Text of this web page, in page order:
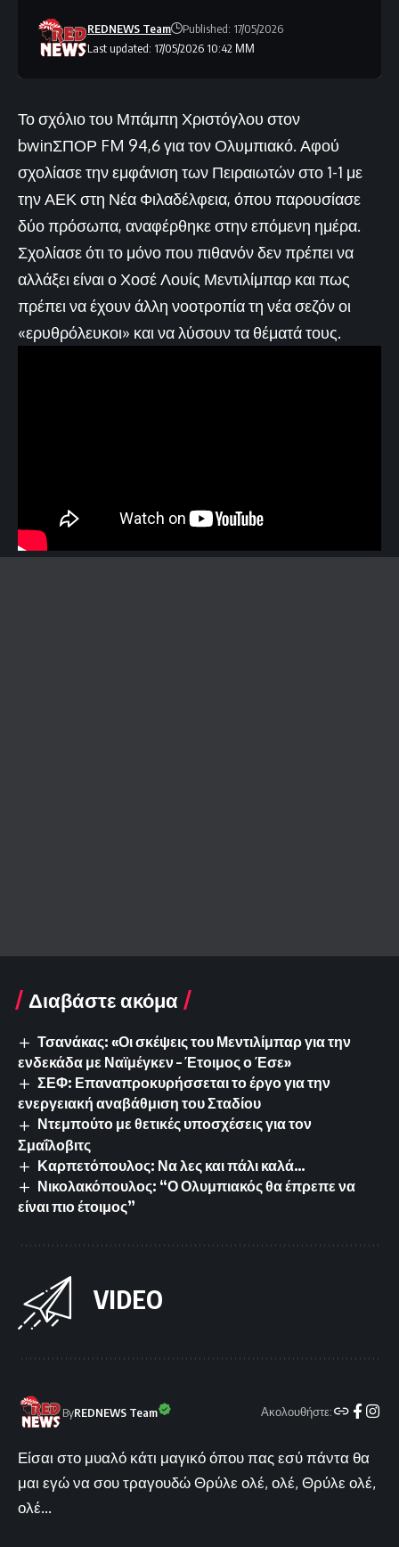
Last updated: 17/05/2026 10:42 ΜΜ
REDNEWS Team Published: 17/05/2026
Το σχόλιο του Μπάμπη Χριστόγλου στον
bwinΣΠΟΡ FM 94,6 για τον Ολυμπιακό. Αφού
σχολίασε την εμφάνιση των Πειραιωτών στο 1-1 με
την ΑΕΚ στη Νέα Φιλαδέλφεια, όπου παρουσίασε
δύο πρόσωπα, αναφέρθηκε στην επόμενη ημέρα.
Σχολίασε ότι το μόνο που πιθανόν δεν πρέπει να
αλλάξει είναι ο Χοσέ Λουίς Μεντιλίμπαρ και πως
πρέπει να έχουν άλλη νοοτροπία τη νέα σεζόν οι
«ερυθρόλευκοι» και να λύσουν τα θέματά τους.
Διαβάστε ακόμα
Τσανάκας: «Οι σκέψεις του Μεντιλίμπαρ για την
ενδεκάδα με Ναϊμέγκεν – Έτοιμος ο Έσε»
ΣΕΦ: Επαναπροκυρήσσεται το έργο για την
ενεργειακή αναβάθμιση του Σταδίου
Ντεμπούτο με θετικές υποσχέσεις για τον
Σμαΐλοβιτς
Καρπετόπουλος: Να λες και πάλι καλά…
Νικολακόπουλος: “Ο Ολυμπιακός θα έπρεπε να
είναι πιο έτοιμος”
VIDEO
ByREDNEWS Team Ακολουθήστε:
Είσαι στο μυαλό κάτι μαγικό όπου πας εσύ πάντα θα
μαι εγώ να σου τραγουδώ Θρύλε ολέ, ολέ, Θρύλε ολέ,
ολέ...